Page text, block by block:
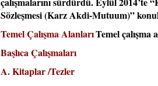
Sözleşmesi (Karz Akdi-Mutuum)”
Temel Çalışma AlanlarıTemel çalışma
Başlıca Çalışmaları
A. Kitaplar /Tezler